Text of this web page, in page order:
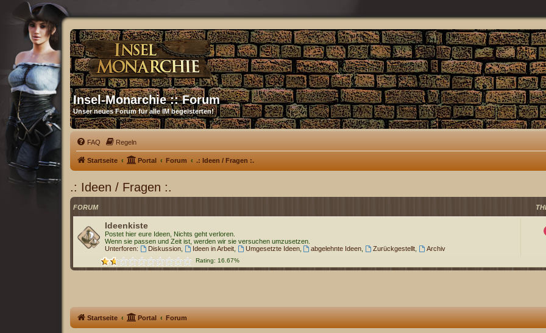
Insel-Monarchie :: Forum
Unser neues Forum für alle IM begeisterten!
FAQ Regeln
Startseite Portal Forum .: Ideen / Fragen :.
.: Ideen / Fragen :.
FORUM
Ideenkiste
Postet hier eure Ideen, Nichts geht verloren.
Wenn sie passen und Zeit ist, werden wir sie versuchen umzusetzen.
Unterforen:
Diskussion, Ideen in Arbeit, Umgesetzte Ideen, abgelehnte Ideen Zurückgestellt Archiv
Rating: 16.67%
Startseite Portal Forum